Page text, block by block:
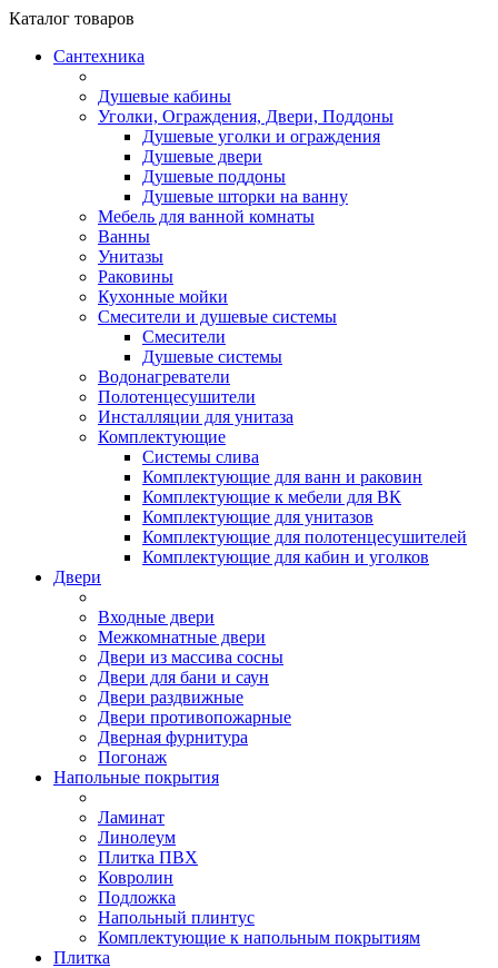
Каталог товаров
Сантехника
Душевые кабины
Уголки, Ограждения, Двери, Поддоны
Душевые уголки и ограждения
Душевые двери
Душевые поддоны
Душевые шторки на ванну
Мебель для ванной комнаты
Ванны
Унитазы
Раковины
Кухонные мойки
Смесители и душевые системы
Смесители
Душевые системы
Водонагреватели
Полотенцесушители
Инсталляции для унитаза
Комплектующие
Системы слива
Комплектующие для ванн и раковин
Комплектующие к мебели для ВК
Комплектующие для унитазов
Комплектующие для полотенцесушителей
Комплектующие для кабин и уголков
Двери
Входные двери
Межкомнатные двери
Двери из массива сосны
Двери для бани и саун
Двери раздвижные
Двери противопожарные
Дверная фурнитура
Погонаж
Напольные покрытия
Ламинат
Линолеум
Плитка ПВХ
Ковролин
Подложка
Напольный плинтус
Комплектующие к напольным покрытиям
Плитка